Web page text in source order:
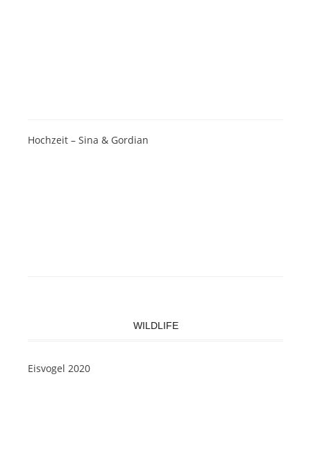
Hochzeit – Sina & Gordian
WILDLIFE
Eisvogel 2020